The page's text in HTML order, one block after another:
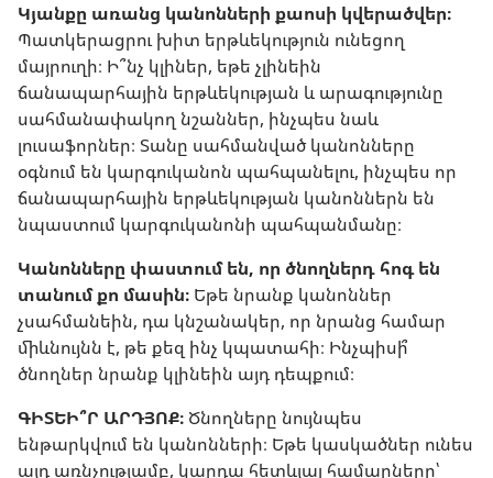
Կյանքը առանց կանոնների քաոսի կվերածվեր։
Պատկերացրու խիտ երթևեկություն ունեցող
մայրուղի։ Ի՞նչ կլիներ, եթե չլինեին
ճանապարհային երթևեկության և արագությունը
սահմանափակող նշաններ, ինչպես նաև
լուսաֆորներ։ Տանը սահմանված կանոնները
օգնում են կարգուկանոն պահպանելու, ինչպես որ
ճանապարհային երթևեկության կանոններն են
նպաստում կարգուկանոնի պահպանմանը։
Կանոնները փաստում են, որ ծնողներդ հոգ են
տանում քո մասին։ Եթե նրանք կանոններ
չսահմանեին, դա կնշանակեր, որ նրանց համար
միևնույնն է, թե քեզ ինչ կպատահի։ Ինչպիսի՞
ծնողներ նրանք կլինեին այդ դեպքում։
ԳԻՏԵԻ՞Ր ԱՐԴՅՈՔ։ Ծնողները նույնպես
ենթարկվում են կանոնների։ Եթե կասկածներ ունես
այդ առնչությամբ, կարդա հետևյալ համարները՝